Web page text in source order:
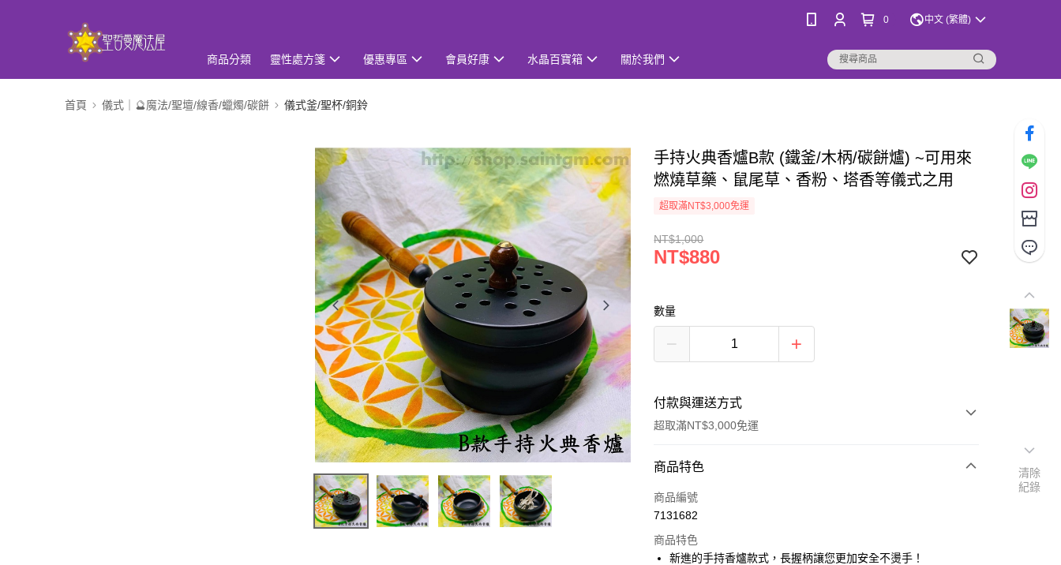
0 中文 (繁體)
商品分類 靈性處方箋 優惠專區 會員好康 水晶百寶箱 關於我們
首頁 儀式｜🔮魔法/聖壇/線香/蠟燭/碳餅 儀式釜/聖杯/銅鈴
手持火典香爐B款 (鐵釜/木柄/碳餅爐) ~可用來
燃燒草藥、鼠尾草、香粉、塔香等儀式之用
超取滿NT$3,000免運
NT$1,000
NT$880
數量
付款與運送方式
超取滿NT$3,000免運
付款方式
信用卡一次付款
LINE Pay
商品特色
商品編號
7131682
商品特色
新進的手持香爐款式，長握柄讓您更加安全不燙手！
清除
紀錄